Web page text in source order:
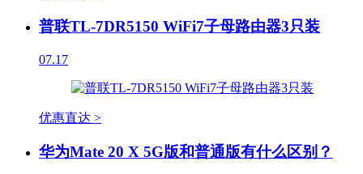
普联TL-7DR5150 WiFi7子母路由器3只装
07.17
优惠直达 >
华为Mate 20 X 5G版和普通版有什么区别？